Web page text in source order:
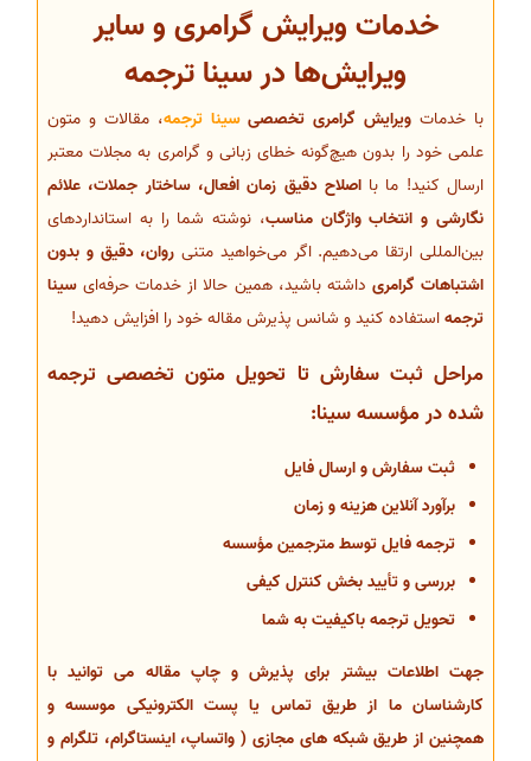
خدمات ویرایش گرامری و سایر
ویرایش‌ها در سینا ترجمه
با خدمات ویرایش گرامری تخصصیسینا ترجمه، مقالات و متون
علمی خود را بدون هیچ‌گونه خطای زبانی و گرامری به مجلات معتبر
ارسال کنید! ما بااصلاح دقیق زمان افعال، ساختار جملات، علائم
نگارشی و انتخاب واژگان مناسب، نوشته شما را به استانداردهای
بین‌المللی ارتقا می‌دهیم. اگر می‌خواهید متنی روان، دقیق و بدون
اشتباهات گرامری داشته باشید، همین حالا از خدمات حرفه‌ای سینا
ترجمهاستفاده کنید و شانس پذیرش مقاله خود را افزایش دهید!
مراحل ثبت سفارش تا تحویل متون تخصصی ترجمه
شده در مؤسسه سینا:
ثبت سفارش و ارسال فایل
برآورد آنلاین هزینه و زمان
ترجمه فایل توسط مترجمین مؤسسه
بررسی و تأیید بخش کنترل کیفی
تحویل ترجمه باکیفیت به شما
جهت اطلاعات بیشتر برای پذیرش و چاپ مقاله می توانید با
کارشناسان ما از طریق تماس یا پست الکترونیکی موسسه و
همچنین از طریق شبکه های مجازی ( واتساپ، اینستاگرام، تلگرام و